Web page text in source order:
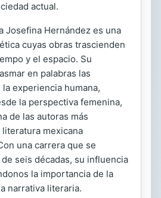
actual.
Josefina Hernández es una
cuyas obras trascienden
y el espacio. Su
en palabras las
experiencia humana,
la perspectiva femenina,
de las autoras más
mexicana
una carrera que se
seis décadas, su influencia
la importancia de la
narrativa literaria.